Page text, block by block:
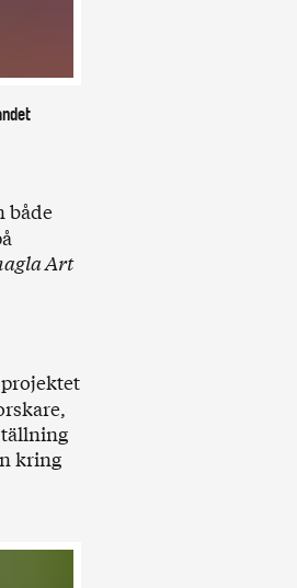
både
Art
kring